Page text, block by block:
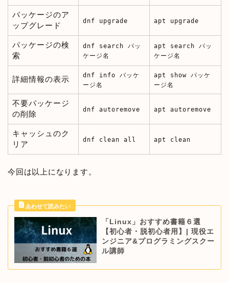
パッケージのア
ップグレード
dnf upgrade apt upgrade
パッケージの検
索
dnf search パッ
ケージ名
apt search パッ
ケージ名
詳細情報の表示
dnf info パッケ
ージ名
apt show パッケ
ージ名
不要パッケージ
の削除
dnf autoremove apt autoremove
キャッシュのク
リア
dnf clean all apt clean
今回は以上になります。
「Linux」おすすめ書籍６選
【初心者・脱初心者用】| 現役エ
ンジニア&プログラミングスクー
ル講師